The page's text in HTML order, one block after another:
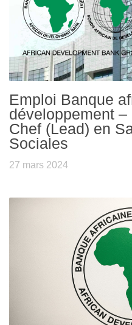
Emploi Banque
développement
Chef (Lead) en
Sociales
27 mars 2024